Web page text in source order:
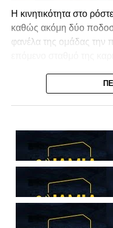
Η κινητικότητα στο
καθώς ακόμη δύο
φανέλα της ομάδας την
Ο λόγος για τον
Στάγκο, οι οποίοι θα
Ιδιαίτερο ενδιαφέρον
Βασίλη Τρούμπουλου, ο
αρκετών ομάδων το
συλλόγους που
του ήταν η Κόρινθος
Κορίνθου να